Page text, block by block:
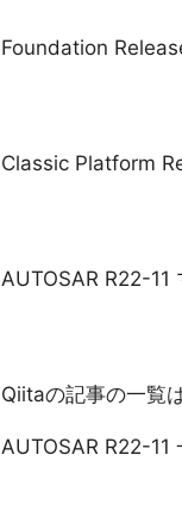
Foundation
Classic Platform
AUTOSAR R22-11
Qiitaの記事の一覧
AUTOSAR R22-11